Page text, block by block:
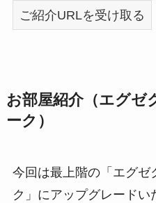
お部屋紹介（エグゼ
ーク）
今回は最上階の「エグゼ
ク」にアップグレードい